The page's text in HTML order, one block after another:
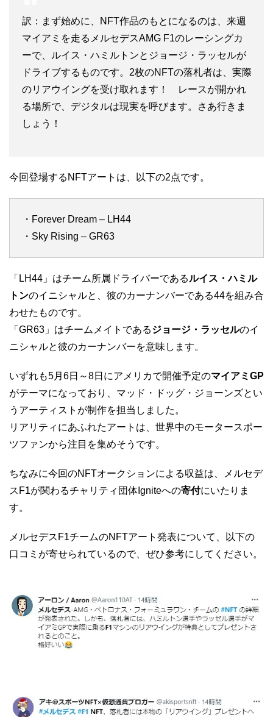
訳：まず始めに、NFT作品のもとになるのは、来週
マイアミを走るメルセデスAMG F1のレーシングカ
ーで、ルイス・ハミルトンとジョージ・ラッセルが
ドライブするものです。2枚のNFTの落札者は、実際
のリアウイングを受け取れます！ レースが開かれ
る場所で、デジタルは現実を呼びます。さあ行きま
しょう！
今回登場するNFTアートは、以下の2点です。
・Forever Dream – LH44
・Sky Rising – GR63
「LH44」はチーム所属ドライバーであるルイス・ハミル
トンのイニシャルと、彼のカーナンバーである44を組み合
わせたものです。
「GR63」はチームメイトであるジョージ・ラッセルのイ
ニシャルと彼のカーナンバーを意味します。
いずれも5月6日～8日にアメリカで開催予定のマイアミGP
がテーマになっており、マッド・ドッグ・ジョーンズとい
うアーティストが制作を担当しました。
リアリティにあふれたアートは、世界中のモータースポー
ツファンから注目を集めそうです。
ちなみに今回のNFTオークションによる収益は、メルセデ
スF1が関わるチャリティ団体Igniteへの寄付にいたりま
す。
メルセデスF1チームのNFTアート発表について、以下の
口コミが寄せられているので、ぜひ参考にしてください。